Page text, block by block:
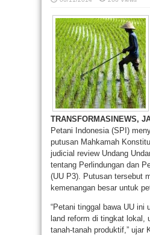
TRANSFORMASINEWS,
Petani Indonesia (SPI)
putusan Mahkamah
judicial review Undang
tentang Perlindungan dan
(UU P3). Putusan tersebut
kemenangan besar untuk
“Petani tinggal bawa UU ini
land reform di tingkat lokal,
tanah-tanah produktif,” ujar